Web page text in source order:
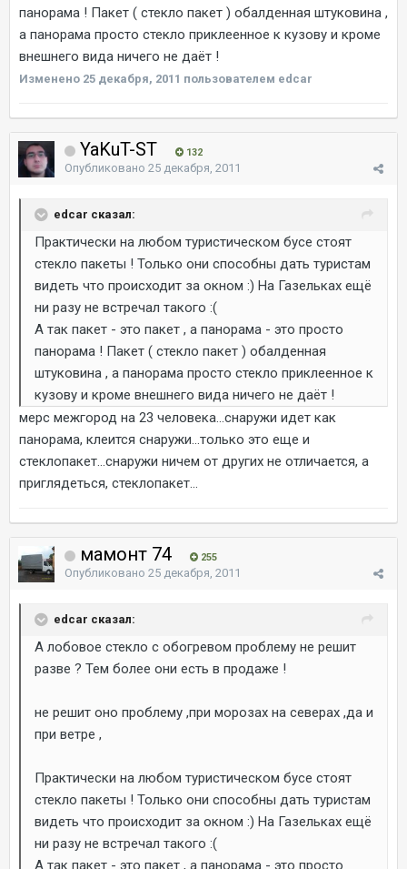
панорама ! Пакет ( стекло пакет ) обалденная штуковина ,
а панорама просто стекло приклеенное к кузову и кроме
внешнего вида ничего не даёт !
Изменено 25 декабря, 2011 пользователем edcar
YaKuT-ST 132
Опубликовано 25 декабря, 2011
edcar сказал:
Практически на любом туристическом бусе стоят
стекло пакеты ! Только они способны дать туристам
видеть что происходит за окном :) На Газельках ещё
ни разу не встречал такого :(
А так пакет - это пакет , а панорама - это просто
панорама ! Пакет ( стекло пакет ) обалденная
штуковина , а панорама просто стекло приклеенное к
кузову и кроме внешнего вида ничего не даёт !
мерс межгород на 23 человека...снаружи идет как
панорама, клеится снаружи...только это еще и
стеклопакет...снаружи ничем от других не отличается, а
приглядеться, стеклопакет...
мамонт 74 255
Опубликовано 25 декабря, 2011
edcar сказал:
А лобовое стекло с обогревом проблему не решит
разве ? Тем более они есть в продаже !
не решит оно проблему ,при морозах на северах ,да и
при ветре ,
Практически на любом туристическом бусе стоят
стекло пакеты ! Только они способны дать туристам
видеть что происходит за окном :) На Газельках ещё
ни разу не встречал такого :(
А так пакет - это пакет , а панорама - это просто